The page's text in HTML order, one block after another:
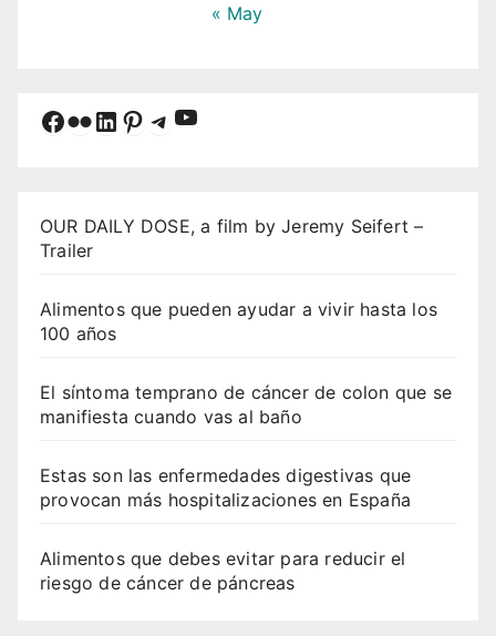
« May
Facebook
Flickr
LinkedIn
Pinterest
Telegram
YouTube
OUR DAILY DOSE, a film by Jeremy Seifert –
Trailer
Alimentos que pueden ayudar a vivir hasta los
100 años
El síntoma temprano de cáncer de colon que se
manifiesta cuando vas al baño
Estas son las enfermedades digestivas que
provocan más hospitalizaciones en España
Alimentos que debes evitar para reducir el
riesgo de cáncer de páncreas